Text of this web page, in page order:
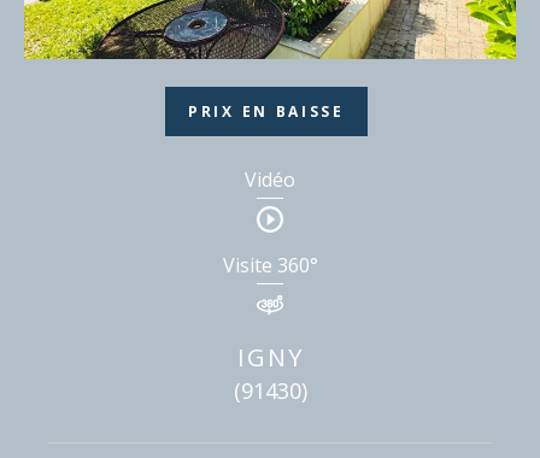
PRIX EN BAISSE
Vidéo
Visite 360°
IGNY
(91430)